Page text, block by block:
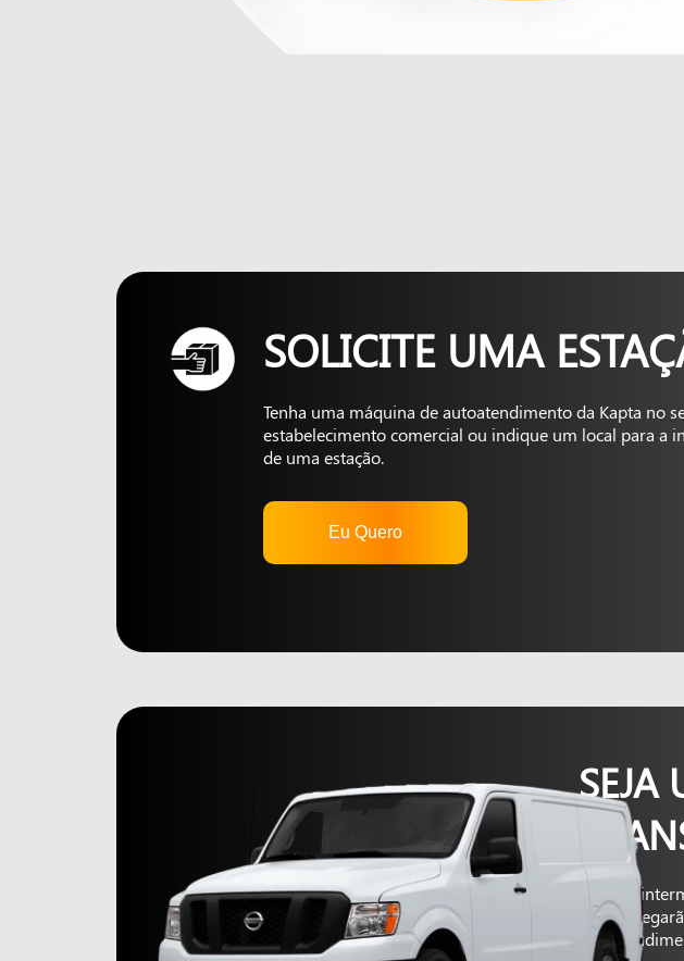
SOLICITE UMA
Tenha uma máquina de autoatendimento da Kapta no
estabelecimento comercial ou indique um local para a
de uma estação.
Eu Quero
SEJA
A Kapta
que